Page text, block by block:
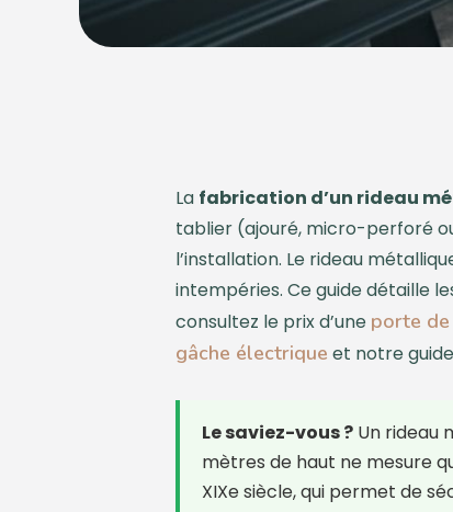
La fabrication d’un rideau
tablier (ajouré, micro-perforé
l’installation. Le rideau
intempéries. Ce guide détaille
consultez le prix d’une porte
gâche électrique et notre
Le saviez-vous ? Un rideau
mètres de haut ne mesure
XIXe siècle, qui permet de